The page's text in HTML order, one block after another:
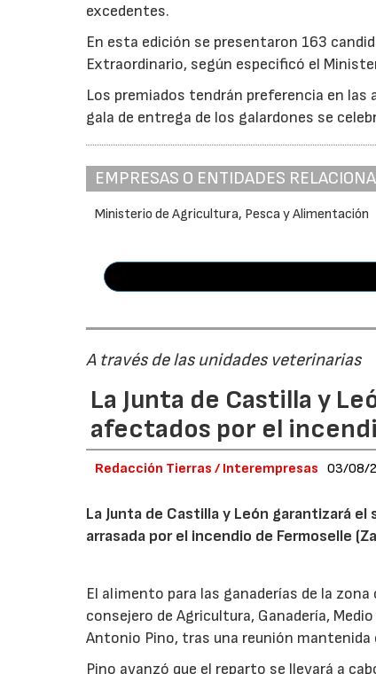
excedentes.
En esta edición se presentaron 163
Extraordinario, según especificó el
Los premiados tendrán preferencia en
gala de entrega de los galardones se
EMPRESAS O ENTIDADES
Ministerio de Agricultura, Pesca y Alimentación
A través de las unidades veterinarias
La Junta de Castilla y
afectados por el
Redacción Tierras / Interempresas 03/08/
La Junta de Castilla y León garantizará
arrasada por el incendio de Fermoselle
El alimento para las ganaderías de la
consejero de Agricultura, Ganadería,
Antonio Pino, tras una reunión mantenida
Pino avanzó que el reparto se llevará a